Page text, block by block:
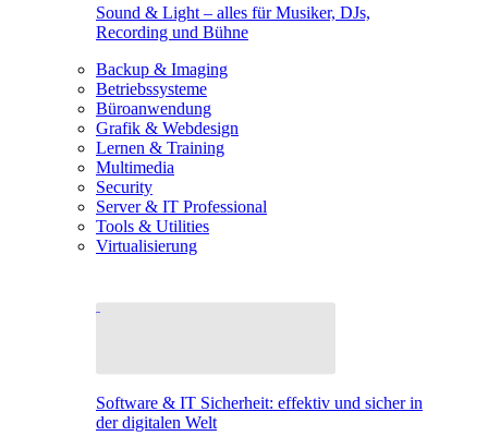
Sound & Light – alles für Musiker, DJs,
Recording und Bühne
Backup & Imaging
Betriebssysteme
Büroanwendung
Grafik & Webdesign
Lernen & Training
Multimedia
Security
Server & IT Professional
Tools & Utilities
Virtualisierung
Software & IT Sicherheit: effektiv und sicher in
der digitalen Welt